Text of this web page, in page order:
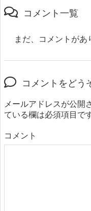
コメント一覧
まだ、コメントがあ
コメントをどう
メールアドレスが公開
ている欄は必須項目で
コメント